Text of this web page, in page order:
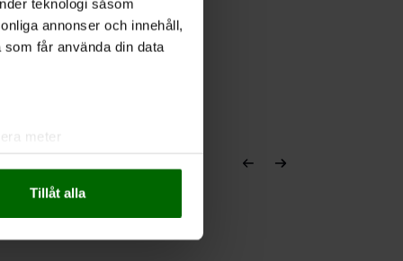
teknologi såsom
annonser och innehåll,
får använda din data
meter
Tillåt alla